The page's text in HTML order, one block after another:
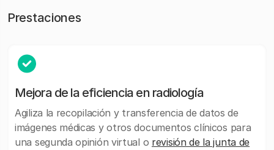
Prestaciones
Mejora de la eficiencia en radiología
Agiliza la recopilación y transferencia de datos de
imágenes médicas y otros documentos clínicos para
una segunda opinión virtual o revisión de la junta de